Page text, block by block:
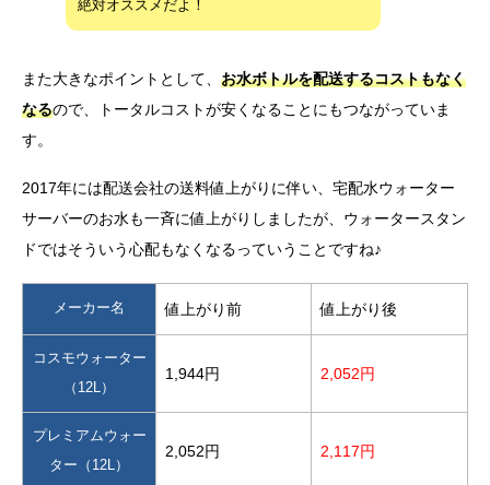
絶対オススメだよ！
また大きなポイントとして、 お水ボトルを配送するコストもなく
なるので、トータルコストが安くなることにもつながっていま
す。
2017年には配送会社の送料値上がりに伴い、宅配水ウォーター
サーバーのお水も一斉に値上がりしましたが、ウォータースタン
ドではそういう心配もなくなるっていうことですね♪
メーカー名 値上がり前 値上がり後
コスモウォーター
（12L）
1,944円 2,052円
プレミアムウォー
ター（12L）
2,052円 2,117円